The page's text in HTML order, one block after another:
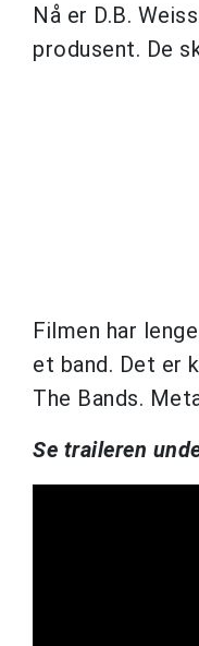
Nå er D.B.
produsent. De
Filmen har
et band. Det er
The Bands.
Se traileren